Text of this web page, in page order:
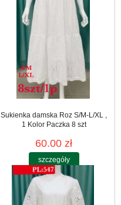
Sukienka damska Roz S/M-L/XL ,
1 Kolor Paczka 8 szt
60.00 zł
szczegóły